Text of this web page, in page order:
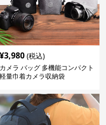
¥3,980 (税込)
カメラ バッグ 多機能コンパクト
軽量巾着カメラ収納袋